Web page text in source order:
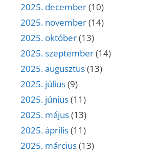
2025. december(10)
2025. november(14)
2025. október(13)
2025. szeptember(14)
2025. augusztus(13)
2025. július(9)
2025. június(11)
2025. május(13)
2025. április(11)
2025. március(13)